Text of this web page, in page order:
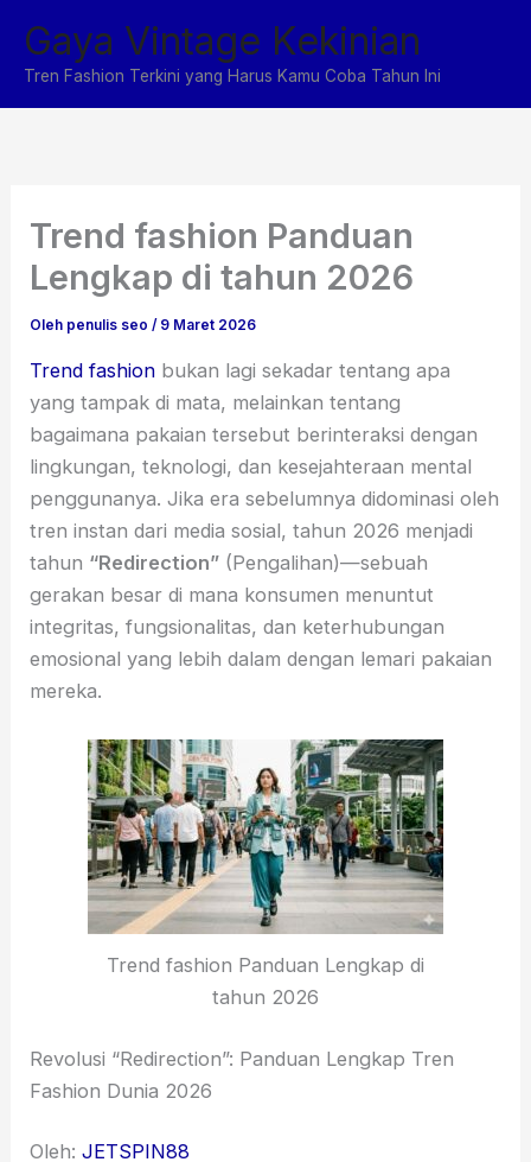
konten
Gaya Vintage Kekinian
Tren Fashion Terkini yang Harus Kamu Coba Tahun Ini
Trend fashion Panduan
Lengkap di tahun 2026
Oleh penulis seo/ 9 Maret 2026
Trend fashion bukan lagi sekadar tentang apa
yang tampak di mata, melainkan tentang
bagaimana pakaian tersebut berinteraksi dengan
lingkungan, teknologi, dan kesejahteraan mental
penggunanya. Jika era sebelumnya didominasi oleh
tren instan dari media sosial, tahun 2026 menjadi
tahun “Redirection” (Pengalihan)—sebuah
gerakan besar di mana konsumen menuntut
integritas, fungsionalitas, dan keterhubungan
emosional yang lebih dalam dengan lemari pakaian
mereka.
Trend fashion Panduan Lengkap di
tahun 2026
Revolusi “Redirection”: Panduan Lengkap Tren
Fashion Dunia 2026
Oleh:JETSPIN88